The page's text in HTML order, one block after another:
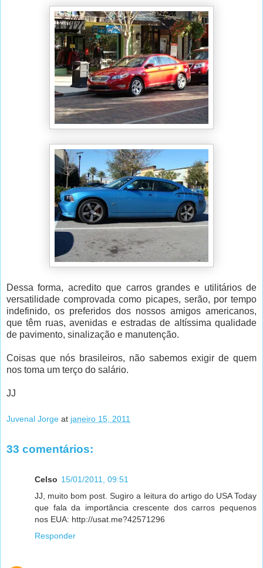
Dessa forma, acredito que carros grandes e utilitários de
versatilidade comprovada como picapes, serão, por tempo
indefinido, os preferidos dos nossos amigos americanos,
que têm ruas, avenidas e estradas de altíssima qualidade
de pavimento, sinalização e manutenção.
Coisas que nós brasileiros, não sabemos exigir de quem
nos toma um terço do salário.
JJ
Juvenal Jorge at janeiro 15, 2011
33 comentários:
Celso 15/01/2011, 09:51
JJ, muito bom post. Sugiro a leitura do artigo do USA Today
que fala da importância crescente dos carros pequenos
nos EUA: http://usat.me?42571296
Responder